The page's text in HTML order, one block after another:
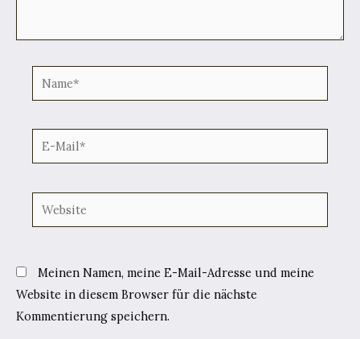
Name*
E-
Mail*
Website
Meinen Namen, meine E-Mail-Adresse und meine
Website in diesem Browser für die nächste
Kommentierung speichern.